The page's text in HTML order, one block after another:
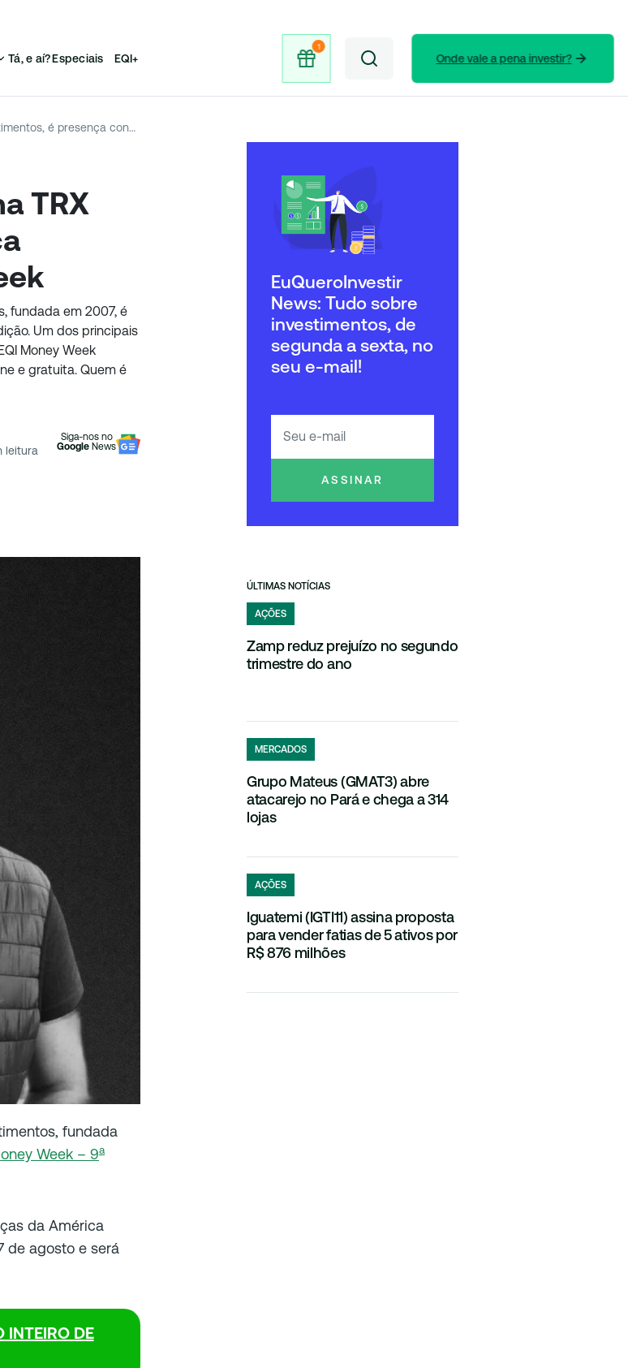
Tá, e aí?Especiais EQI+ Onde vale a pena investir?
Gabriel Barbosa, Gestor na TRX Investimentos, é presença confirmada na Money Week
TRX
fundada em 2007, é
Um dos principais
Money Week
e gratuita. Quem é
leitura
Siga-nos no
Google News
fundada
Week – 9a
da América
de agosto e será
INTEIRO DE
EuQueroInvestir
News: Tudo sobre
investimentos, de
segunda a sexta, no
seu e-mail!
ASSINAR
ÚLTIMAS NOTÍCIAS
AÇÕES
Zamp reduz prejuízo no segundo
trimestre do ano
MERCADOS
Grupo Mateus (GMAT3) abre
atacarejo no Pará e chega a 314
lojas
AÇÕES
Iguatemi (IGTI11) assina proposta
para vender fatias de 5 ativos por
R$ 876 milhões